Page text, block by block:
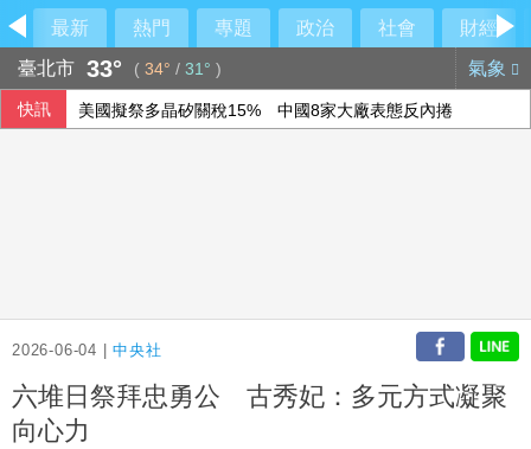
最新 熱門 專題 政治 社會
財經
臺北市 33° ( 34° / 31° ) 氣象
快訊 美國擬祭多晶矽關稅15% 中國8家大廠表態反內捲
2026-06-04 |中央社
六堆日祭拜忠勇公 古秀妃：多元方式凝聚
向心力